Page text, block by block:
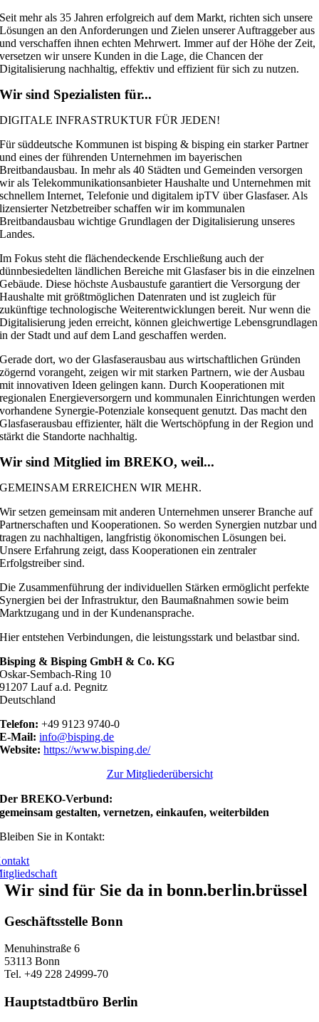
Seit mehr als 35 Jahren erfolgreich auf dem Markt, richten sich unsere
Lösungen an den Anforderungen und Zielen unserer Auftraggeber aus
und verschaffen ihnen echten Mehrwert. Immer auf der Höhe der Zeit,
versetzen wir unsere Kunden in die Lage, die Chancen der
Digitalisierung nachhaltig, effektiv und effizient für sich zu nutzen.
Wir sind Spezialisten für...
DIGITALE INFRASTRUKTUR FÜR JEDEN!
Für süddeutsche Kommunen ist bisping & bisping ein starker Partner
und eines der führenden Unternehmen im bayerischen
Breitbandausbau. In mehr als 40 Städten und Gemeinden versorgen
wir als Telekommunikationsanbieter Haushalte und Unternehmen mit
schnellem Internet, Telefonie und digitalem ipTV über Glasfaser. Als
lizensierter Netzbetreiber schaffen wir im kommunalen
Breitbandausbau wichtige Grundlagen der Digitalisierung unseres
Landes.
Im Fokus steht die flächendeckende Erschließung auch der
dünnbesiedelten ländlichen Bereiche mit Glasfaser bis in die einzelnen
Gebäude. Diese höchste Ausbaustufe garantiert die Versorgung der
Haushalte mit größtmöglichen Datenraten und ist zugleich für
zukünftige technologische Weiterentwicklungen bereit. Nur wenn die
Digitalisierung jeden erreicht, können gleichwertige Lebensgrundlagen
in der Stadt und auf dem Land geschaffen werden.
Gerade dort, wo der Glasfaserausbau aus wirtschaftlichen Gründen
zögernd vorangeht, zeigen wir mit starken Partnern, wie der Ausbau
mit innovativen Ideen gelingen kann. Durch Kooperationen mit
regionalen Energieversorgern und kommunalen Einrichtungen werden
vorhandene Synergie-Potenziale konsequent genutzt. Das macht den
Glasfaserausbau effizienter, hält die Wertschöpfung in der Region und
stärkt die Standorte nachhaltig.
Wir sind Mitglied im BREKO, weil...
GEMEINSAM ERREICHEN WIR MEHR.
Wir setzen gemeinsam mit anderen Unternehmen unserer Branche auf
Partnerschaften und Kooperationen. So werden Synergien nutzbar und
tragen zu nachhaltigen, langfristig ökonomischen Lösungen bei.
Unsere Erfahrung zeigt, dass Kooperationen ein zentraler
Erfolgstreiber sind.
Die Zusammenführung der individuellen Stärken ermöglicht perfekte
Synergien bei der Infrastruktur, den Baumaßnahmen sowie beim
Marktzugang und in der Kundenansprache.
Hier entstehen Verbindungen, die leistungsstark und belastbar sind.
Bisping & Bisping GmbH & Co. KG
Oskar-Sembach-Ring 10
91207 Lauf a.d. Pegnitz
Deutschland
Telefon: +49 9123 9740-0
E-Mail: info@bisping.de
Website: https://www.bisping.de/
Zur Mitgliederübersicht
Der BREKO-Verbund:
gemeinsam gestalten, vernetzen, einkaufen, weiterbilden
Bleiben Sie in Kontakt:
Wir sind für Sie da in bonn.berlin.brüssel
Geschäftsstelle Bonn
Menuhinstraße 6
53113 Bonn
Tel. +49 228 24999-70
Hauptstadtbüro Berlin